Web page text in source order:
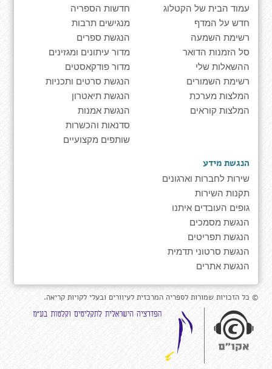
עמוד הבית של הקטלוג
חדש על המדף
רשימת השמעה
סל הזמנות הדואר
ההשאלות שלי
רשימת השמורים
המלצות מערכת
המלצות קוראים
חדשות הספריה
מנגישים תרבות
הנגשת ספרים
מדור עיתונים ומגזינים
מדור פודקאסטים
הנגשת סרטים ותכניות
הנגשת תיאטרון
הנגשת אמנות
סדנאות והכשרות
שותפים מקצועיים
הנגשת מידע
שירות לחברות וארגונים
תקנות השירות
גופים העובדים איתנו
הנגשת מסמכים
הנגשת תפריטים
הנגשת סרטוני תדמית
הנגשת אתרים
© כל הזכויות שמורות לספריה המרכזית לעיוורים ובעלי לקויות קריאה.